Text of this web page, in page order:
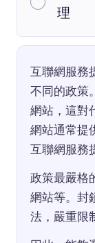
理
互聯網服務
不同的政策
網站，這對
網站通常提
互聯網服務
政策最嚴格
網站等。封
法，嚴重限